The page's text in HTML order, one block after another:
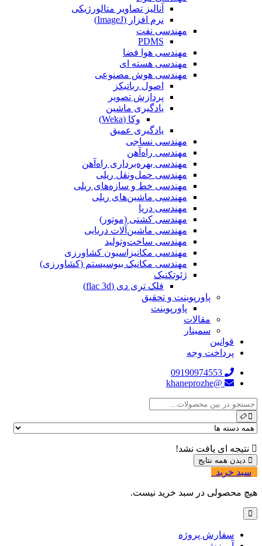
آنالیز تصاویر متالورژیکی
نرم افزار (ImageJ)
مهندسی نفت
PDMS
مهندسی هوا فضا
مهندسی هسته ای
مهندسی هوش مصنوعی
اصول رباتیکز
پردازش تصویر
یادگیری ماشین
وکا (Weka)
یادگیری عمیق
مهندسی نساجی
مهندسی راه‌آهن
مهندسی بهره‌برداری راه‌آهن
مهندسی حمل‌ونقل ریلی
مهندسی خط و سازه‌های ریلی
مهندسی ماشین‌های ریلی
مهندسی دریا
مهندسی کشتی (موتور)
مهندسی ماشین‌آلات دریایی
مهندسی ساخت‌وتولید
مهندسی مکانیزاسیون کشاورزی
مهندسی مکانیک بیوسیستم (کشاورزی)
ژئوتکنیک
فلک تری دی (flac 3d)
پاورپوینت و تحقیق
پاورپوینت
مقالات
سمینار
قوانین
پرداخت وجه
09190974553
@khaneprozhe
نتیجه ای یافت نشد!
سبد خرید
هیچ محصولی در سبد خرید نیست.
سفارش پروژه